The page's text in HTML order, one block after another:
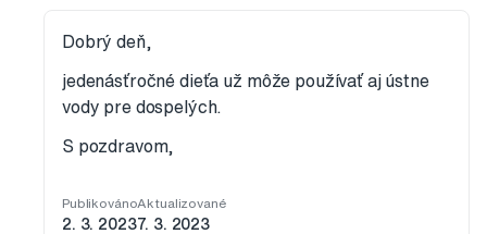
Dobrý deň,
jedenásťročné dieťa už môže používať aj ústne
vody pre dospelých.
S pozdravom,
Publikováno
2. 3. 2023
Aktualizované
7. 3. 2023